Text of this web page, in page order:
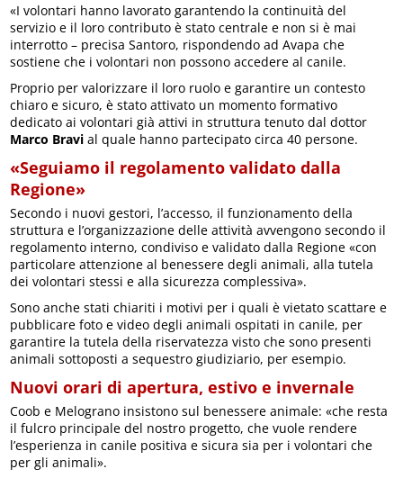
«I volontari hanno lavorato garantendo la continuità del
servizio e il loro contributo è stato centrale e non si è mai
interrotto – precisa Santoro, rispondendo ad Avapa che
sostiene che i volontari non possono accedere al canile.
Proprio per valorizzare il loro ruolo e garantire un contesto
chiaro e sicuro, è stato attivato un momento formativo
dedicato ai volontari già attivi in struttura tenuto dal dottor
Marco Bravi al quale hanno partecipato circa 40 persone.
«Seguiamo il regolamento validato dalla
Regione»
Secondo i nuovi gestori, l’accesso, il funzionamento della
struttura e l’organizzazione delle attività avvengono secondo il
regolamento interno, condiviso e validato dalla Regione «con
particolare attenzione al benessere degli animali, alla tutela
dei volontari stessi e alla sicurezza complessiva».
Sono anche stati chiariti i motivi per i quali è vietato scattare e
pubblicare foto e video degli animali ospitati in canile, per
garantire la tutela della riservatezza visto che sono presenti
animali sottoposti a sequestro giudiziario, per esempio.
Nuovi orari di apertura, estivo e invernale
Coob e Melograno insistono sul benessere animale: «che resta
il fulcro principale del nostro progetto, che vuole rendere
l’esperienza in canile positiva e sicura sia per i volontari che
per gli animali».